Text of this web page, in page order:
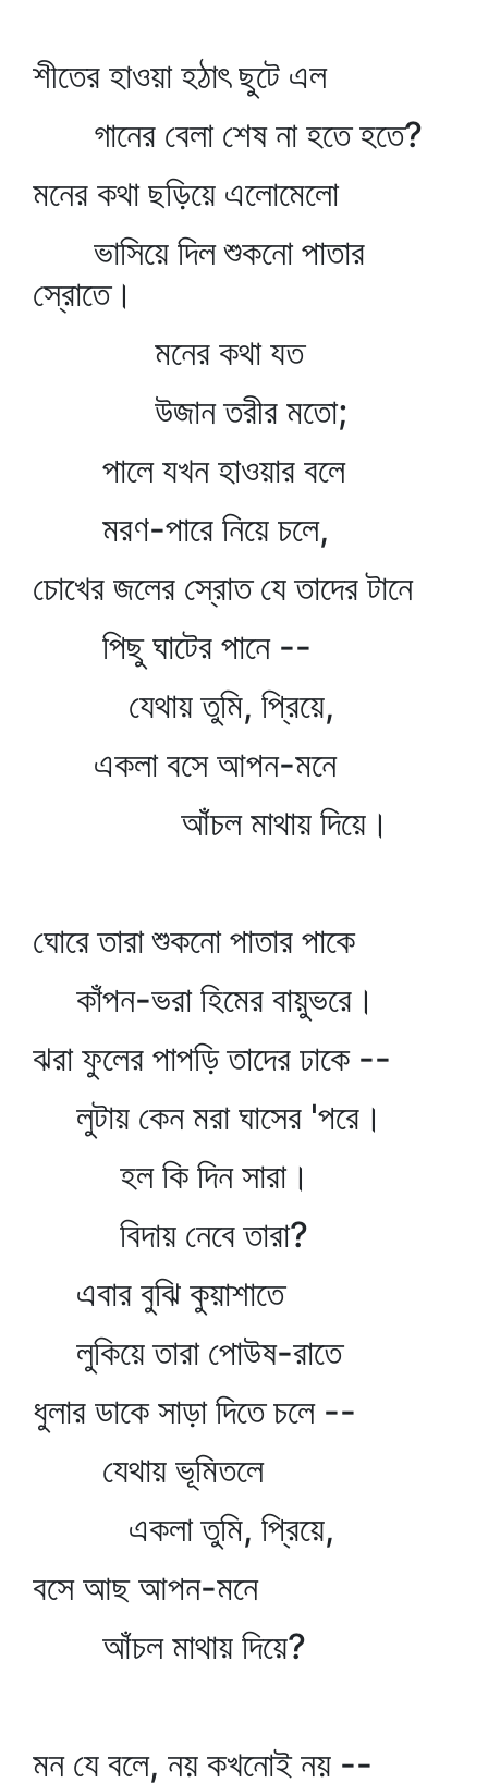
শীতের হাওয়া হঠাৎ ছুটে এল
গানের বেলা শেষ না হতে হতে?
মনের কথা ছড়িয়ে এলোমেলো
ভাসিয়ে দিল শুকনো পাতার
স্রোতে।
মনের কথা যত
উজান তরীর মতো;
পালে যখন হাওয়ার বলে
মরণ-পারে নিয়ে চলে,
চোখের জলের স্রোত যে তাদের টানে
পিছু ঘাটের পানে --
যেথায় তুমি, প্রিয়ে,
একলা বসে আপন-মনে
আঁচল মাথায় দিয়ে।
ঘোরে তারা শুকনো পাতার পাকে
কাঁপন-ভরা হিমের বায়ুভরে।
ঝরা ফুলের পাপড়ি তাদের ঢাকে --
লুটায় কেন মরা ঘাসের 'পরে।
হল কি দিন সারা।
বিদায় নেবে তারা?
এবার বুঝি কুয়াশাতে
লুকিয়ে তারা পোউষ-রাতে
ধুলার ডাকে সাড়া দিতে চলে --
যেথায় ভূমিতলে
একলা তুমি, প্রিয়ে,
বসে আছ আপন-মনে
আঁচল মাথায় দিয়ে?
মন যে বলে, নয় কখনোই নয় --